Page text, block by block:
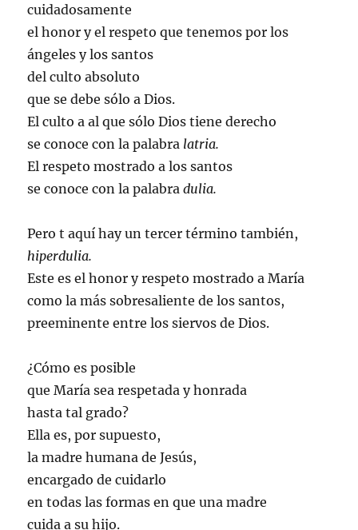
cuidadosamente
el honor y el respeto que tenemos por los
ángeles y los santos
del culto absoluto
que se debe sólo a Dios.
El culto a al que sólo Dios tiene derecho
se conoce con la palabra latria.
El respeto mostrado a los santos
se conoce con la palabradulia.
Pero t aquí hay un tercer término también,
hiperdulia.
Este es el honor y respeto mostrado a María
como la más sobresaliente de los santos,
preeminente entre los siervos de Dios.
¿Cómo es posible
que María sea respetada y honrada
hasta tal grado?
Ella es, por supuesto,
la madre humana de Jesús,
encargado de cuidarlo
en todas las formas en que una madre
cuida a su hijo.